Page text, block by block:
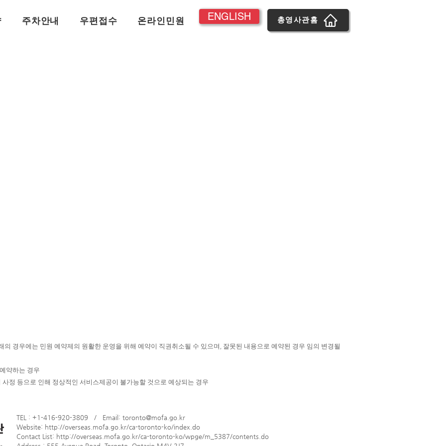
주차안내 우편접수 온라인민원 ENGLISH 총영사관홈
경우에는 민원 예약제의 원활한 운영을 위해 예약이 직권취소될 수 있으며, 잘못된 내용으로 예약된 경우 임의 변경될
약하는 경우
정 등으로 인해 정상적인 서비스제공이 불가능할 것으로 예상되는 경우
TEL : +1-416-920-3809 / Email: toronto@mofa.go.kr
​Website: http://overseas.mofa.go.kr/ca-toronto-ko/index.do
Contact List: http://overseas.mofa.go.kr/ca-toronto-ko/wpge/m_5387/contents.do